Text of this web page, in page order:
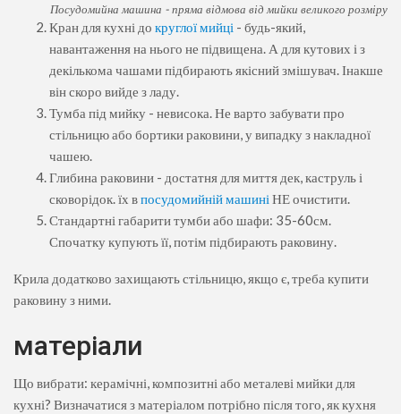
Посудомийна машина - пряма відмова від мийки великого розміру
Кран для кухні до круглої мийці - будь-який,
навантаження на нього не підвищена. А для кутових і з
декількома чашами підбирають якісний змішувач. Інакше
він скоро вийде з ладу.
Тумба під мийку - невисока. Не варто забувати про
стільницю або бортики раковини, у випадку з накладної
чашею.
Глибина раковини - достатня для миття дек, каструль і
сковорідок. їх впосудомийній машині НЕ очистити.
Стандартні габарити тумби або шафи: 35-60см.
Спочатку купують її, потім підбирають раковину.
Крила додатково захищають стільницю, якщо є, треба купити
раковину з ними.
матеріали
Що вибрати: керамічні, композитні або металеві мийки для
кухні? Визначатися з матеріалом потрібно після того, як кухня